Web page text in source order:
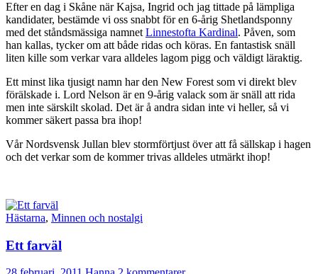
Efter en dag i Skåne när Kajsa, Ingrid och jag tittade på lämpliga
kandidater, bestämde vi oss snabbt för en 6-årig Shetlandsponny
med det ståndsmässiga namnet Linnestofta Kardinal. Påven, som
han kallas, tycker om att både ridas och köras. En fantastisk snäll
liten kille som verkar vara alldeles lagom pigg och väldigt läraktig.
Ett minst lika tjusigt namn har den New Forest som vi direkt blev
förälskade i. Lord Nelson är en 9-årig valack som är snäll att rida
men inte särskilt skolad. Det är å andra sidan inte vi heller, så vi
kommer säkert passa bra ihop!
Vår Nordsvensk Jullan blev stormförtjust över att få sällskap i hagen
och det verkar som de kommer trivas alldeles utmärkt ihop!
Hästarna, Minnen och nostalgi
Ett farväl